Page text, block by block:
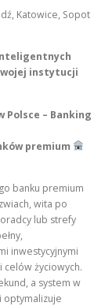
Katowice, Sopot
instytucji
Polsce – Banking
premium
banku premium
wita po
lub strefy
inwestycyjnymi
celów życiowych.
a system w
optymalizuje